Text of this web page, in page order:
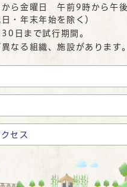
から金曜日 午前9時から午
・年末年始を除く）
日まで試行期間。
なる組織、施設があります。
セス